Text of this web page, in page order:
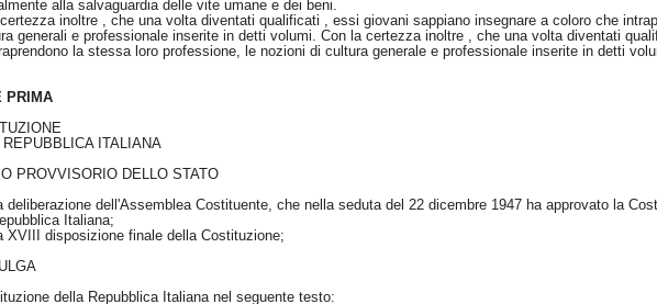
alla salvaguardia delle vite umane e dei beni.
inoltre , che una volta diventati qualificati , essi giovani sappiano insegnare a coloro che
generali e professionale inserite in detti volumi. Con la certezza inoltre , che una volta diventati
la stessa loro professione, le nozioni di cultura generale e professionale inserite in detti
PRIMA
REPUBBLICA ITALIANA
PROVVISORIO DELLO STATO
deliberazione dell'Assemblea Costituente, che nella seduta del 22 dicembre 1947 ha approvato la
Italiana;
XVIII disposizione finale della Costituzione;
della Repubblica Italiana nel seguente testo: